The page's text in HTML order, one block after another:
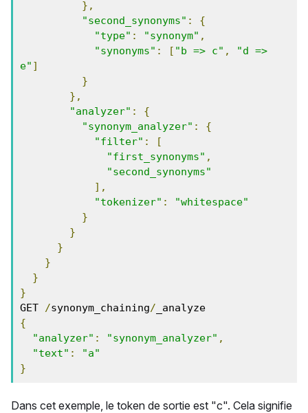
},
"second_synonyms" :
{
"type" : "synonym" ,
"synonyms" : [ "b => c" ,
"d =>
e" ]
}
},
"analyzer" :
{
"synonym_analyzer" :
{
"filter" :
[
"first_synonyms" ,
"second_synonyms"
],
"tokenizer" :
"whitespace"
}
}
}
}
}
}
GET /synonym_chaining/
{
"analyzer" : "synonym_analyzer" ,
"text" :
"a"
}
Dans cet exemple, le token de sortie est "c". Cela signifie